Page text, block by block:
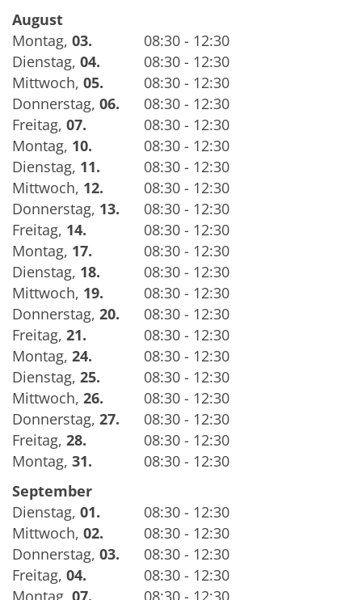
August
Montag, 03.
08:30 - 12:30
Dienstag, 04.
08:30 - 12:30
Mittwoch, 05.
08:30 - 12:30
Donnerstag, 06.
08:30 - 12:30
Freitag, 07.
08:30 - 12:30
Montag, 10.
08:30 - 12:30
Dienstag, 11.
08:30 - 12:30
Mittwoch, 12.
08:30 - 12:30
Donnerstag, 13.
08:30 - 12:30
Freitag, 14.
08:30 - 12:30
Montag, 17.
08:30 - 12:30
Dienstag, 18.
08:30 - 12:30
Mittwoch, 19.
08:30 - 12:30
Donnerstag, 20.
08:30 - 12:30
Freitag, 21.
08:30 - 12:30
Montag, 24.
08:30 - 12:30
Dienstag, 25.
08:30 - 12:30
Mittwoch, 26.
08:30 - 12:30
Donnerstag, 27.
08:30 - 12:30
Freitag, 28.
08:30 - 12:30
Montag, 31.
08:30 - 12:30
September
Dienstag, 01.
08:30 - 12:30
Mittwoch, 02.
08:30 - 12:30
Donnerstag, 03.
08:30 - 12:30
Freitag, 04.
08:30 - 12:30
Montag, 07.
08:30 - 12:30